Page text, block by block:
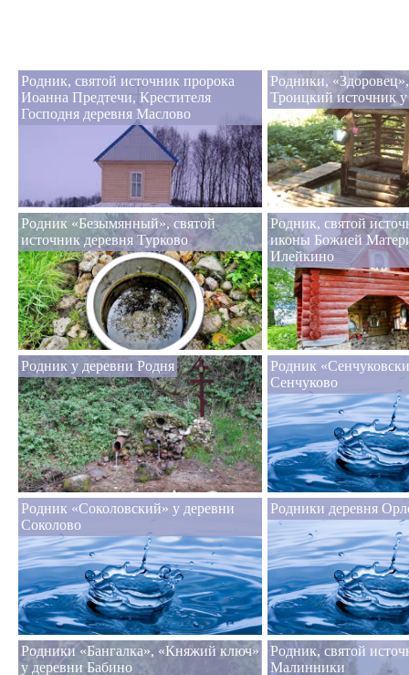
Родник, святой источник пророка
Иоанна Предтечи, Крестителя
Господня деревня Маслово
Родники,
Троицкий источник у
Родник «Безымянный», святой
источник деревня Турково
Родник, святой
иконы Божией
Илейкино
Родник у деревни Родня
Родник
Сенчуково
Родник «Соколовский» у деревни
Соколово
Родники деревня
Родники «Бангалка», «Княжий ключ»
у деревни Бабино
Родник, святой
Малинники